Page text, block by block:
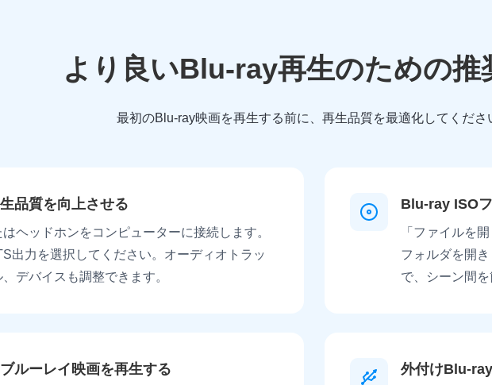
より良いBlu-ray再生のための推
最初のBlu-ray映画を再生する前に、再生品質を最適化してくださ
品質を向上させる
ヘッドホンをコンピューターに接続します。
出力を選択してください。オーディオトラッ
デバイスも調整できます。
Blu-ray ISO
「ファイルを
フォルダを開
で、シーン間
ルーレイ映画を再生する 外付けBlu-